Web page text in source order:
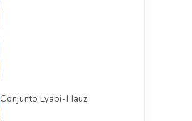
Conjunto Lyabi-Hauz